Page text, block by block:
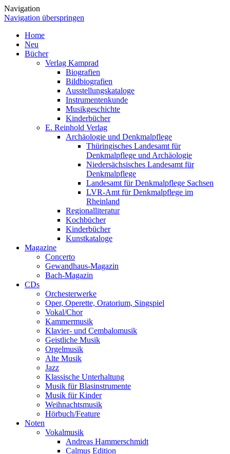
Navigation
Navigation überspringen
Home
Neu
Bücher
Verlag Kamprad
Biografien
Bildbiografien
Ausstellungskataloge
Instrumentenkunde
Musikgeschichte
Kinderbücher
E. Reinhold Verlag
Archäologie und Denkmalpflege
Thüringisches Landesamt für
Denkmalpflege und Archäologie
Niedersächsisches Landesamt für
Denkmalpflege
Landesamt für Denkmalpflege Sachsen
LVR-Amt für Denkmalpflege im
Rheinland
Regionalliteratur
Kochbücher
Kinderbücher
Kunstkataloge
Magazine
Concerto
Gewandhaus-Magazin
Bach-Magazin
CDs
Orchesterwerke
Oper, Operette, Oratorium, Singspiel
Vokal/Chor
Kammermusik
Klavier- und Cembalomusik
Geistliche Musik
Orgelmusik
Alte Musik
Jazz
Klassische Unterhaltung
Musik für Blasinstrumente
Musik für Kinder
Weihnachtsmusik
Hörbuch/Feature
Noten
Vokalmusik
Andreas Hammerschmidt
Calmus Edition